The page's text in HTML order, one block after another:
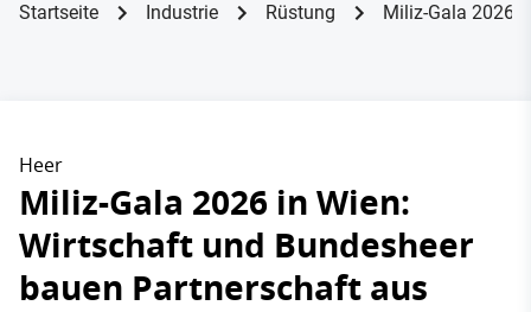
Startseite Industrie Rüstung Miliz-Gala 2026
Heer
Miliz-Gala 2026 in Wien:
Wirtschaft und Bundesheer
bauen Partnerschaft aus